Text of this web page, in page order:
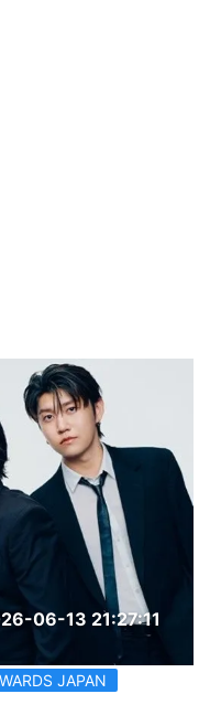
06-13 21:27:11
JAPAN